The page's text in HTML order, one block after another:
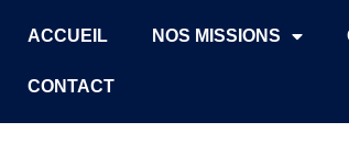
ACCUEIL NOS MISSIONS
CONTACT